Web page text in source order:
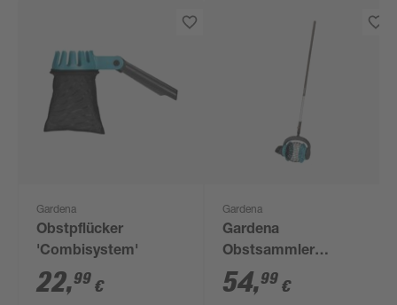
Gardena
Obstpflücker
'Combisystem'
22,99 €
Gardena
Gardena
Obstsammler
'Combisystem' inkl.
Stiel
54,99 €